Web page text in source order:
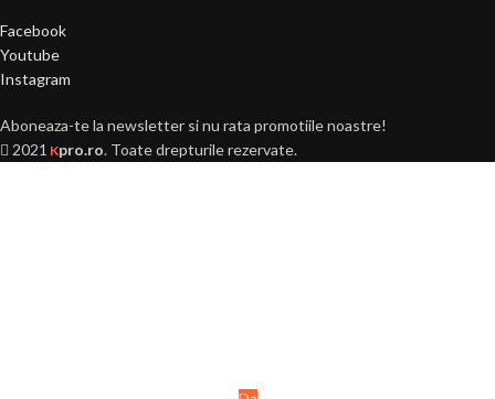
Facebook
Youtube
Instagram
Aboneaza-te la newsletter si nu rata promotiile noastre!
2021 Kpro.ro. Toate drepturile rezervate.